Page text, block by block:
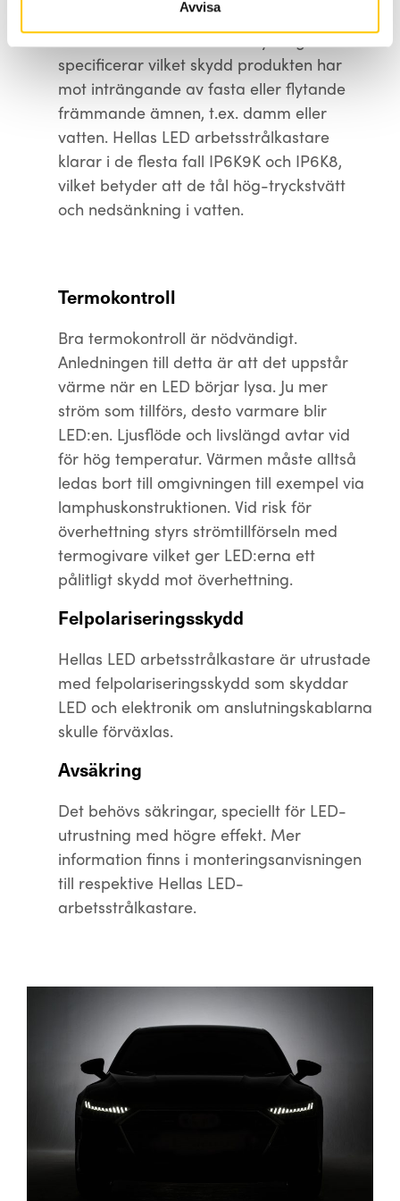
Avvisa
Detta är en internationell skyddsgrad och
specificerar vilket skydd produkten har
mot inträngande av fasta eller flytande
främmande ämnen, t.ex. damm eller
vatten. Hellas LED arbetsstrålkastare
klarar i de flesta fall IP6K9K och IP6K8,
vilket betyder att de tål hög-tryckstvätt
och nedsänkning i vatten.
Termokontroll
Bra termokontroll är nödvändigt.
Anledningen till detta är att det uppstår
värme när en LED börjar lysa. Ju mer
ström som tillförs, desto varmare blir
LED:en. Ljusflöde och livslängd avtar vid
för hög temperatur. Värmen måste alltså
ledas bort till omgivningen till exempel via
lamphuskonstruktionen. Vid risk för
överhettning styrs strömtillförseln med
termogivare vilket ger LED:erna ett
pålitligt skydd mot överhettning.
Felpolariseringsskydd
Hellas LED arbetsstrålkastare är utrustade
med felpolariseringsskydd som skyddar
LED och elektronik om anslutningskablarna
skulle förväxlas.
Avsäkring
Det behövs säkringar, speciellt för LED-
utrustning med högre effekt. Mer
information finns i monteringsanvisningen
till respektive Hellas LED-
arbetsstrålkastare.